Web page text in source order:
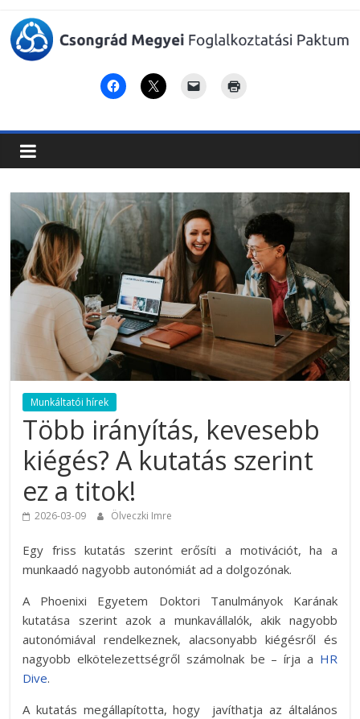
Csongrád
Megyei
Foglalkoztatási
Paktum
Munkáltatói hírek
Több irányítás, kevesebb
kiégés? A kutatás szerint
ez a titok!
2026-03-09 Ölveczki Imre
Egy friss kutatás szerint erősíti a motivációt, ha a
munkaadó nagyobb autonómiát ad a dolgozónak.
A Phoenixi Egyetem Doktori Tanulmányok Karának
kutatása szerint azok a munkavállalók, akik nagyobb
autonómiával rendelkeznek, alacsonyabb kiégésről és
nagyobb elkötelezettségről számolnak be – írja a HR
Dive.
A kutatás megállapította, hogy javíthatja az általános